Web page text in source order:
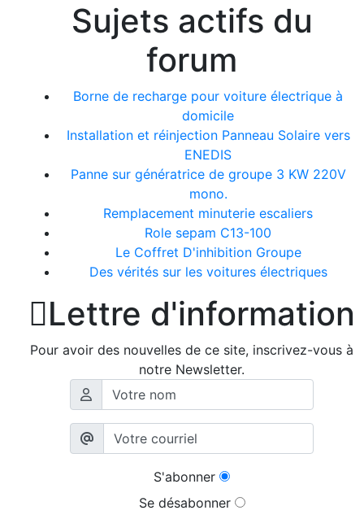
Sujets actifs du
forum
Borne de recharge pour voiture électrique à
domicile
Installation et réinjection Panneau Solaire vers
ENEDIS
Panne sur génératrice de groupe 3 KW 220V
mono.
Remplacement minuterie escaliers
Role sepam C13-100
Le Coffret D'inhibition Groupe
Des vérités sur les voitures électriques
Lettre d'information
Pour avoir des nouvelles de ce site, inscrivez-vous à
notre Newsletter.
S'abonner
Se désabonner